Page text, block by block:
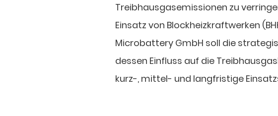
Treibhausgasemissionen zu
Einsatz von Blockheizkraftwerken
Microbattery GmbH soll die
dessen Einfluss auf die
kurz-, mittel- und langfristige